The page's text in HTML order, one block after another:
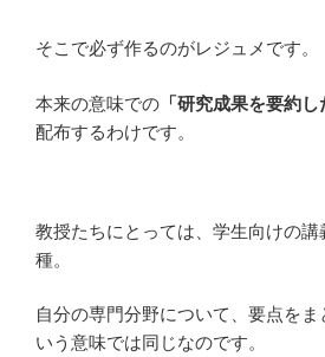
そこで必ず作るのがレジュメです。
本来の意味での 「研究成果を要約し
配布するわけです。
教授たちにとっては、学生向けの講
種。
自分の専門分野について、要点をま
いう意味では同じなのです。